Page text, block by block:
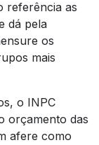
referência as
dá pela
os
mais
o INPC
orçamento das
afere como